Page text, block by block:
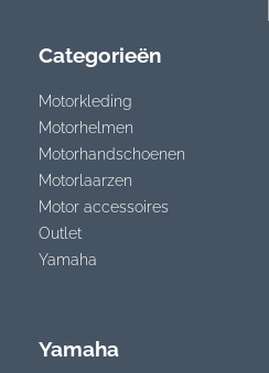
Categorieën
Motorkleding
Motorhelmen
Motorhandschoenen
Motorlaarzen
Motor accessoires
Outlet
Yamaha
Yamaha